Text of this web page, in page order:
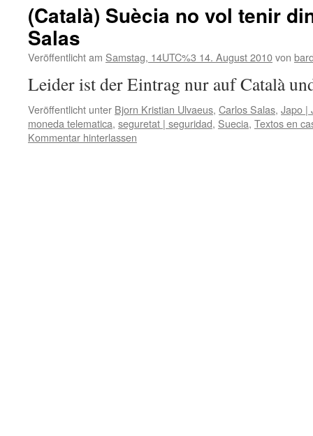
(Català) Suècia no vol tenir
Salas
Veröffentlicht am Samstag, 14UTC%3 14. August 2010von
Leider ist der Eintrag nur auf Català
Veröffentlicht unter Bjorn Kristian Ulvaeus, Carlos Salas, Japo |
moneda telematica, seguretat | seguridad, Suecia, Textos en
Kommentar hinterlassen